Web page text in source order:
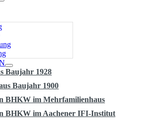
Baujahr 1928
Baujahr 1900
BHKW im Mehrfamilienhaus
BHKW im Aachener IFI-Institut